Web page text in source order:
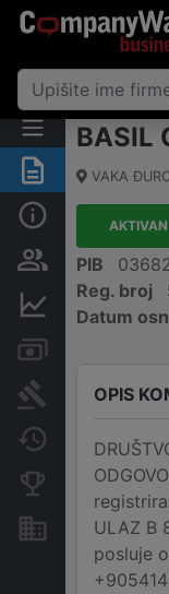
Sažetak
Osobe i
Finansijski
Arhiva
Promjene
Konkurentne
Nekretnine i
BASIL
VAKA
AKTIVAN
PIB
Reg. broj
Datum
OPIS
ULAZ B
posluje